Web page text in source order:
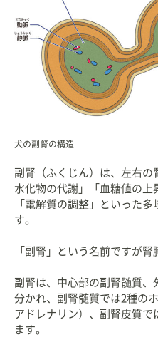
犬の副腎の構造
副腎（ふくじん）は、左右の
水化物の代謝」「血糖値の上
「電解質の調整」といった
す。
「副腎」という名前ですが腎
副腎は、中心部の副腎髄質、
分かれ、副腎髄質では2種の
アドレナリン）、副腎皮質
ます。